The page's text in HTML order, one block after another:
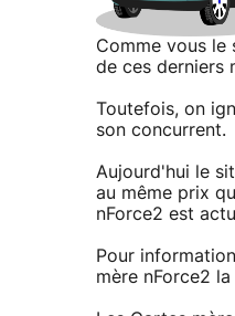
Comme vous le
de ces derniers
Toutefois, on
son concurrent.
Aujourd'hui le
au même prix
nForce2 est
Pour
mère nForce2